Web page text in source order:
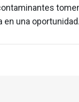
en una oportunidad.